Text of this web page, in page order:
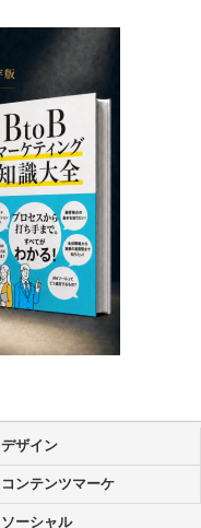
デザイン
コンテンツマーケ
ソーシャル